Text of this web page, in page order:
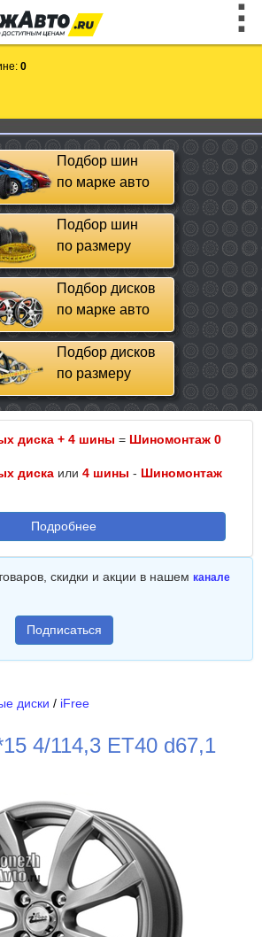
0
Подбор шин
по марке авто
Подбор шин
по размеру
Подбор дисков
по марке авто
Подбор дисков
по размеру
диска + 4 шины = Шиномонтаж 0
диска или 4 шины - Шиномонтаж
Подробнее
скидки и акции в нашем канале
Подписаться
диски / iFree
4/114,3 ET40 d67,1